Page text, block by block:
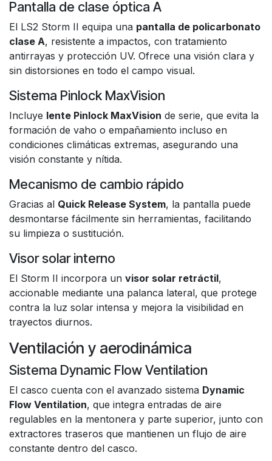
Pantalla de clase óptica A
El LS2 Storm II equipa una pantalla de policarbonato
clase A, resistente a impactos, con tratamiento
antirrayas y protección UV. Ofrece una visión clara y
sin distorsiones en todo el campo visual.
Sistema Pinlock MaxVision
Incluye lente Pinlock MaxVision de serie, que evita la
formación de vaho o empañamiento incluso en
condiciones climáticas extremas, asegurando una
visión constante y nítida.
Mecanismo de cambio rápido
Gracias al Quick Release System, la pantalla puede
desmontarse fácilmente sin herramientas, facilitando
su limpieza o sustitución.
Visor solar interno
El Storm II incorpora un visor solar retráctil,
accionable mediante una palanca lateral, que protege
contra la luz solar intensa y mejora la visibilidad en
trayectos diurnos.
Ventilación y aerodinámica
Sistema Dynamic Flow Ventilation
El casco cuenta con el avanzado sistema Dynamic
Flow Ventilation, que integra entradas de aire
regulables en la mentonera y parte superior, junto con
extractores traseros que mantienen un flujo de aire
constante dentro del casco.